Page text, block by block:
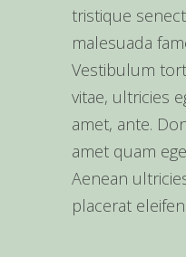
tristique
malesuada
Vestibulum
vitae, ultricies
amet, ante.
amet quam
Aenean
placerat